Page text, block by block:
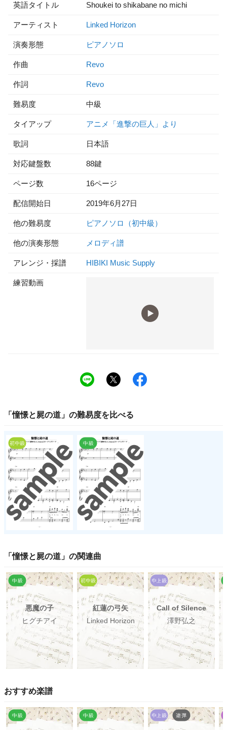
英語タイトル Shoukei to shikabane no michi
アーティスト Linked Horizon
演奏形態 ピアノソロ
作曲 Revo
作詞 Revo
難易度 中級
タイアップ アニメ「進撃の巨人」より
歌詞 日本語
対応鍵盤数 88鍵
ページ数 16ページ
配信開始日 2019年6月27日
他の難易度 ピアノソロ（初中級）
他の演奏形態 メロディ譜
アレンジ・採譜 HIBIKI Music Supply
練習動画
「憧憬と屍の道 」の難易度を比べる
「憧憬と屍の道 」の関連曲
悪魔の子
ヒグチアイ
紅蓮の弓矢
Linked Horizon
Call of Silence
澤野弘之
おすすめ楽譜